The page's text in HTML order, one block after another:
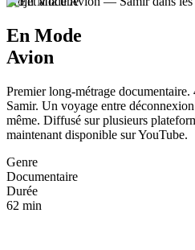
En Mode
Avion
Premier long-métrage documentaire.
Samir. Un voyage entre
même. Diffusé sur plusieurs
maintenant disponible sur YouTube.
Genre
Documentaire
Durée
62 min